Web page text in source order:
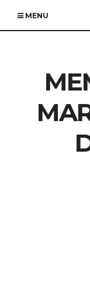
MENU